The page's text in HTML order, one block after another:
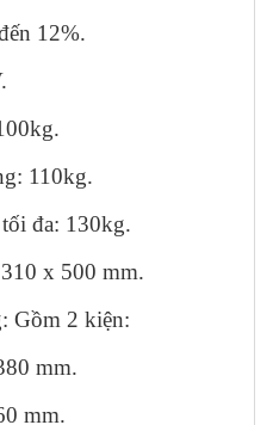
12%.
110kg.
đa: 130kg.
x 500 mm.
Gồm 2 kiện:
mm.
mm.